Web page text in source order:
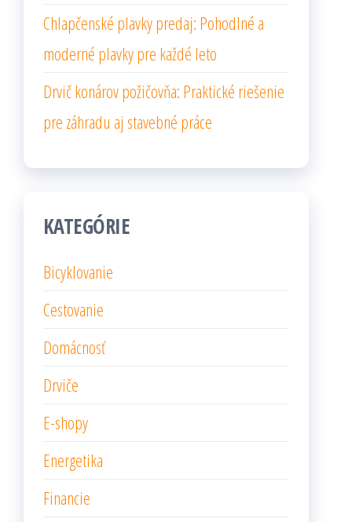
Chlapčenské plavky predaj: Pohodlné a
moderné plavky pre každé leto
Drvič konárov požičovňa: Praktické riešenie
pre záhradu aj stavebné práce
KATEGÓRIE
Bicyklovanie
Cestovanie
Domácnosť
Drviče
E-shopy
Energetika
Financie